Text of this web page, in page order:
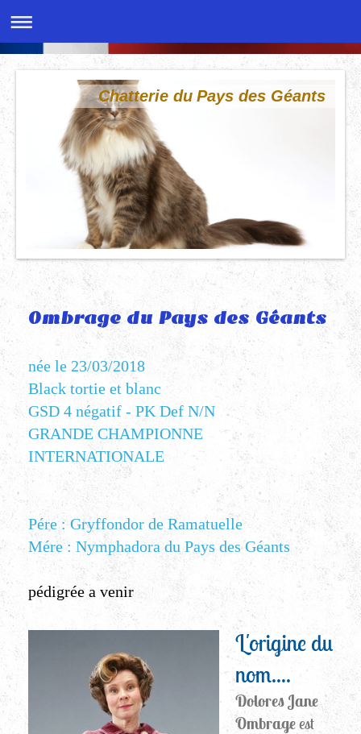
Chatterie du Pays des Géants
Ombrage du Pays des Géants
née le 23/03/2018
Black tortie et blanc
GSD 4 négatif - PK Def N/N
GRANDE CHAMPIONNE
INTERNATIONALE
Pére : Gryffondor de Ramatuelle
Mére : Nymphadora du Pays des Géants
pédigrée a venir
L'origine du
nom....
Dolores Jane
Ombrageest